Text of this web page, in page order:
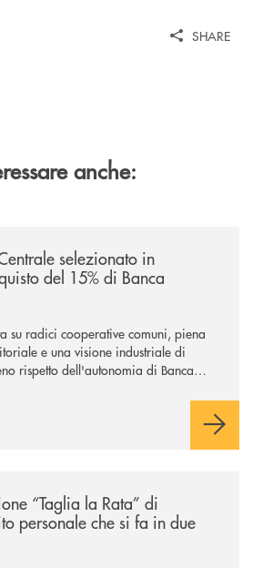
SHARE
anche:
selezionato in
del 15% di Banca
su radici cooperative comuni, piena
e una visione industriale di
rispetto dell'autonomia di Banca
per la finalizzazione dell’operazione.
“Taglia la Rata” di
personale che si fa in due